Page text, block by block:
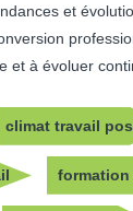
et
et à évoluer
climat travail
formation